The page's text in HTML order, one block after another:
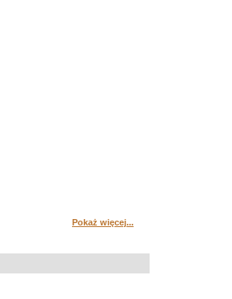
Pokaż więcej...